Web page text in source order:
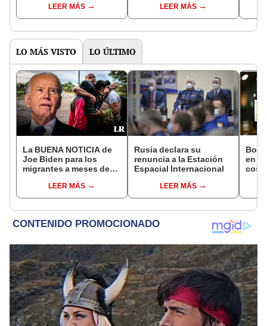
bosques milenarios de
la Patagonia
LEER MÁS
con unoLEER MÁS
LO MÁS VISTO LO ÚLTIMO
La BUENA NOTICIA de
Joe Biden para los
migrantes a meses de
Estados Unidos
LEER MÁS
Rusia declara su
renuncia a la Estación
Espacial Internacional
LEER MÁS
en el